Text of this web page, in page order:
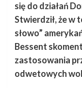
się do działań
Stwierdził, że w
słowo”
Bessent
zastosowania
odwetowych